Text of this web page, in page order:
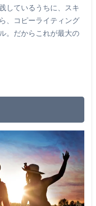
しているうちに、スキ
、コピーライティング
。だからこれが最大の